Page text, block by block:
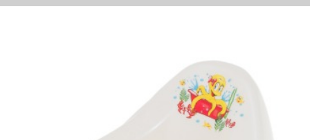
Kolica za bebe i dečija kolica